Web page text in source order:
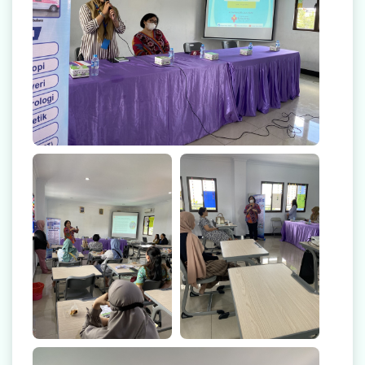
Radiologi
Farmasi
Ambulans
Artikel
Promo
Video Edukasi Kesehatan
Majalah
Berita & Informasi Kesehatan
Kegiatan
Menu Lain-lain